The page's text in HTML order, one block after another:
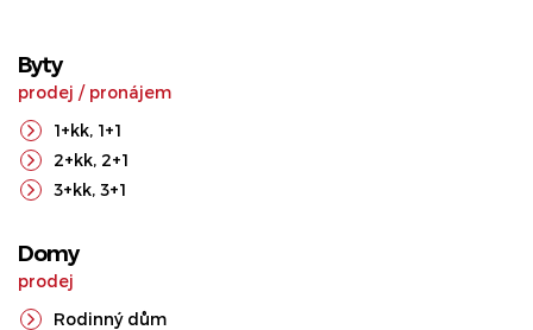
Byty
prodej / pronájem
1+kk, 1+1
2+kk, 2+1
3+kk, 3+1
Domy
prodej
Rodinný dům